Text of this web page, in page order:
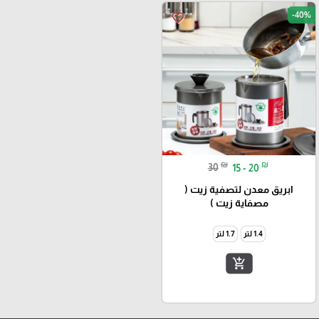
favorite_border -40%
30 ₪ 15 - 20 ₪
ابريق معدن لتصفية زيت (
مصفاية زيت )
1.4 لتر 1.7 لتر
add_shopping_cart